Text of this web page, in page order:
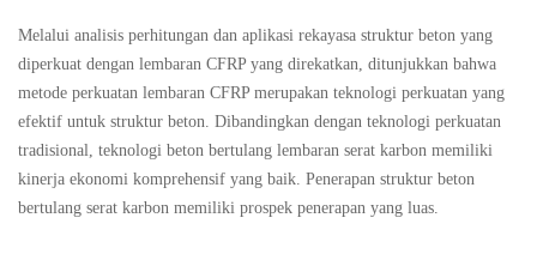
Melalui analisis perhitungan dan aplikasi rekayasa struktur beton yang
diperkuat dengan lembaran CFRP yang direkatkan, ditunjukkan bahwa
metode perkuatan lembaran CFRP merupakan teknologi perkuatan yang
efektif untuk struktur beton. Dibandingkan dengan teknologi perkuatan
tradisional, teknologi beton bertulang lembaran serat karbon memiliki
kinerja ekonomi komprehensif yang baik. Penerapan struktur beton
bertulang serat karbon memiliki prospek penerapan yang luas.